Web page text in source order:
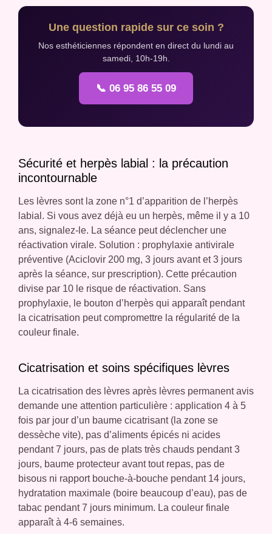
Une question rapide sur ce soin ?
Nos esthéticiennes répondent en direct du lundi au
samedi, 10h-19h.
📞 06 95 86 55 09
Sécurité et herpès labial : la précaution
incontournable
Les lèvres sont la zone n°1 d’apparition de l’herpès
labial. Si vous avez déjà eu un herpès, même il y a 10
ans, signalez-le. La séance peut déclencher une
réactivation virale. Solution : prophylaxie antivirale
préventive (Aciclovir 200 mg, 3 jours avant et 3 jours
après la séance, sur prescription). Cette précaution
divise par 10 le risque de réactivation. Sans
prophylaxie, le bouton d’herpès qui apparaît pendant
la cicatrisation peut compromettre la régularité de la
couleur finale.
Cicatrisation et soins spécifiques lèvres
La cicatrisation des lèvres après lèvres permanent avis
demande une attention particulière : application 4 à 5
fois par jour d’un baume cicatrisant (la zone se
dessèche vite), pas d’aliments épicés ni acides
pendant 7 jours, pas de plats très chauds pendant 3
jours, baume protecteur avant tout repas, pas de
bisous ni rapport bouche-à-bouche pendant 14 jours,
hydratation maximale (boire beaucoup d’eau), pas de
tabac pendant 7 jours minimum. La couleur finale
apparaît à 4-6 semaines.